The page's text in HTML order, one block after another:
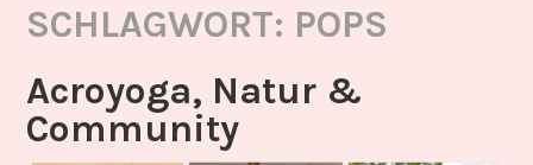
SCHLAGWORT: POPS
Acroyoga, Natur &
Community